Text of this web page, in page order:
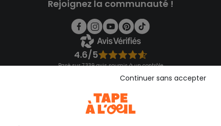
Rejoignez la communauté !
4.6/5
Basé sur 7 339 avis soumis à un contrôle
Consulter les CGUContinuer sans accepter